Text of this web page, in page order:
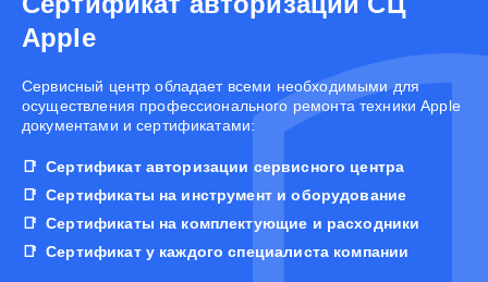
Apple
Cервисный центр обладает всеми необходимыми для
осуществления профессионального ремонта техники Apple
документами и сертификатами:
Сертификат авторизации сервисного центра
Сертификаты на инструмент и оборудование
Сертификаты на комплектующие и расходники
Сертификат у каждого специалиста компании